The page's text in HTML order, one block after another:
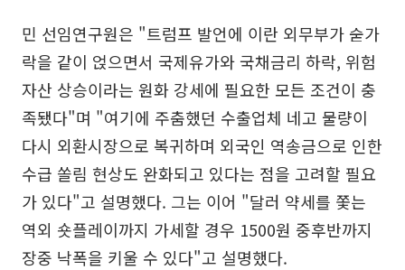
민 선임연구원은 "트럼프 발언에 이란 외무부가 숟가
락을 같이 얹으면서 국제유가와 국채금리 하락, 위험
자산 상승이라는 원화 강세에 필요한 모든 조건이 충
족됐다"며 "여기에 주춤했던 수출업체 네고 물량이
다시 외환시장으로 복귀하며 외국인 역송금으로 인한
수급 쏠림 현상도 완화되고 있다는 점을 고려할 필요
가 있다"고 설명했다. 그는 이어 "달러 약세를 쫓는
역외 숏플레이까지 가세할 경우 1500원 중후반까지
장중 낙폭을 키울 수 있다"고 설명했다.